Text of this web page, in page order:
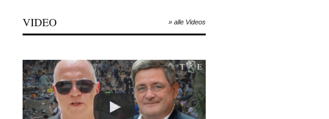
VIDEO » alle Videos